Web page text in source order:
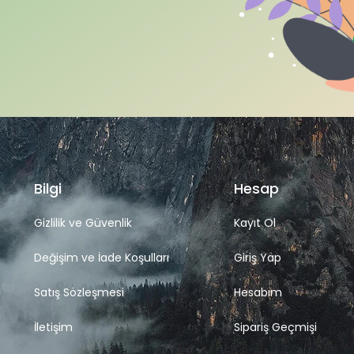
Bilgi
Gizlilik ve Güvenlik
Değişim ve İade Koşulları
Satış Sözleşmesi
İletişim
Hesap
Kayıt Ol
Giriş Yap
Hesabım
Sipariş Geçmişi